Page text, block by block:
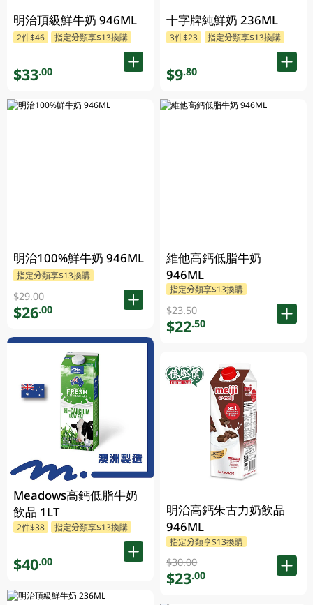
明治頂級鮮牛奶 946ML
2件$46 指定分類享$13換購
$33.00
明治100%鮮牛奶 946ML
指定分類享$13換購
$29.00
$26.00
Meadows高鈣低脂牛奶
飲品 1LT
2件$38 指定分類享$13換購
$40.00
十字牌純鮮奶 236ML
3件$23 指定分類享$13換購
$9.80
維他高鈣低脂牛奶
946ML
指定分類享$13換購
$23.50
$22.50
明治高鈣朱古力奶飲品
946ML
指定分類享$13換購
$30.00
$23.00